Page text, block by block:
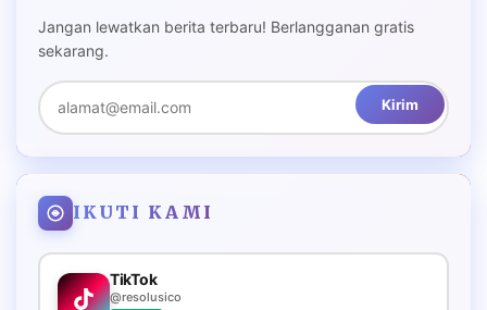
Jangan lewatkan berita terbaru! Berlangganan gratis
sekarang.
Kirim
IKUTI KAMI
TikTok
@resolusico